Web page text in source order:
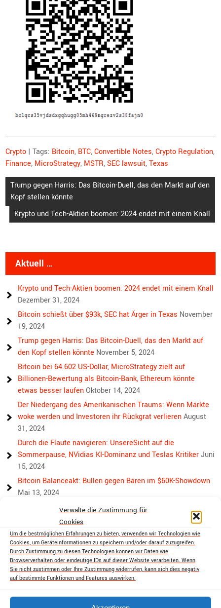
Verwalte die Zustimmung für
Cookies
Um die bestmöglichen Erfahrungen zu bieten, verwenden wir Technologien wie
Cookies, um Geräteinformationen zu speichern und/oder darauf zuzugreifen.
Durch Zustimmung zu diesen Technologien können wir Daten wie
Browserverhalten oder eindeutige IDs auf dieser Website verarbeiten. Wenn
Sie nicht zustimmen oder Ihre Zustimmung widerrufen, kann sich dies negativ
auf bestimmte Funktionen und Features auswirken.
Crypto | Tags: Bitcoin, BTC,Convertible Notes,Crypto Regulation,
Finance, MicroStrategy, MSTR,SEC lawsuit,Texas
Beitragsnavigation
Trump gegen Harris: Das Bitcoin-Duell, das den Markt auf den
Kopf stellen könnte
Krypto und Tech-Aktien boomen: 2024 endet mit einem Knall
Aktuell …
Krypto und Tech-Aktien boomen: 2024 endet mit einem Knall
Dezember 31, 2024
Bitcoin schießt über $93k, SEC hat Ärger in Texas November
19, 2024
Trump gegen Harris: Das Bitcoin-Duell, das den Markt auf
den Kopf stellen könnte November 5, 2024
Bitcoin bei 64.602 US-Dollar, MicroStrategy zielt auf
Billionen-Bewertung als Bitcoin-Bank, Ethereum könnte
etwas besser laufen Oktober 14, 2024
Der Niedergang des Amerikanischen Traums: Wenn Märkte
woke werden und Investoren ihr Rückgrat verlieren August
31, 2024
Durch die Flaute navigieren: UnsereSicht auf die
Sommerpause, NVidias KI-Dominanz und Teslas Kritiker Juni
15, 2024
Bitcoin Balanceakt: Bullen gegen Bären im $60K-Showdown
Mai 13, 2024
Bullen, Bären und Bitcoin: Wieder eine Achterbahnwoche
April 29, 2024
Über die Rivalität hinaus: Der Weg von Bitcoin und Ethereum
zur Krypto-EinheitApril 18, 2024
Markttumult: Bitcoins holprige Fahrt, Golds sicherer Hafen
und AktienmarktsorgenApril 13, 2024